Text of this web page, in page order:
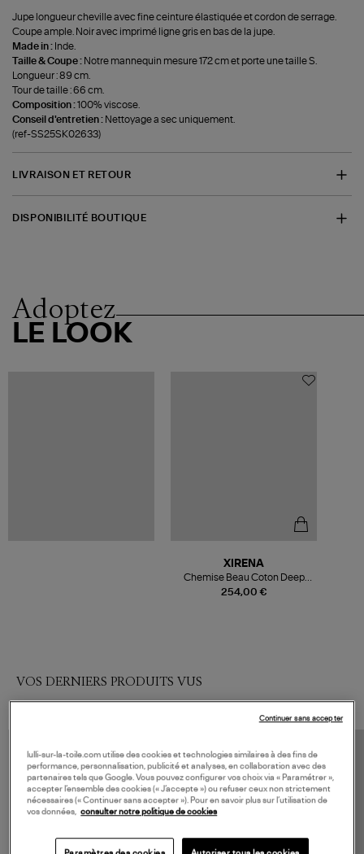
Jupe longueur cheville avec fine ceinture élastiquée et cordon de serrage.
Coupe ample. Noir avec imprimé ligne gris en bas de la jupe.
Made in : Inde.
Taille & Coupe : Notre mannequin mesure 172 cm et porte une taille S.
Longueur : 89 cm.
Tour de taille : 66 cm.
Composition :100% viscose.
Conseil d'entretien : Nettoyage a sec uniquement.
(ref-SS25SK02633)
LIVRAISON ET RETOUR
DISPONIBILITÉ BOUTIQUE
Adoptez
LE LOOK
254,00 €
XIRENA
Chemise Beau Coton Deep
Water
VOS DERNIERS PRODUITS VUS
lulli-sur-la-toile.com utilise des cookies et technologies similaires à des fins de
performance, personnalisation, publicité et analyses, en collaboration avec des
partenaires tels que Google. Vous pouvez configurer vos choix via « Paramétrer »,
accepter l’ensemble des cookies (« J’accepte ») ou refuser ceux non strictement
nécessaires (« Continuer sans accepter »). Pour en savoir plus sur l’utilisation de
vos données, consulter notre politique de cookies
Continuer sans accepter